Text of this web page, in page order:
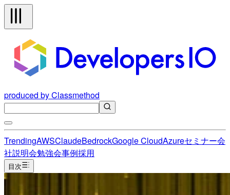
produced by Classmethod
TrendingAWSClaudeBedrockGoogle CloudAzureセミナー会
社説明会勉強会事例採用
目次